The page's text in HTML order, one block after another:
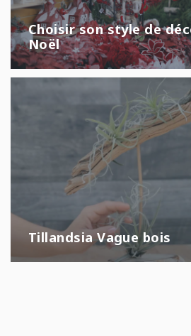
Choisir son style de
Noël
Tillandsia Vague bois